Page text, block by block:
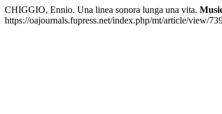
CHIGGIO, Ennio. Una linea sonora lunga una vita.
https://oajournals.fupress.net/index.php/mt/article/view/